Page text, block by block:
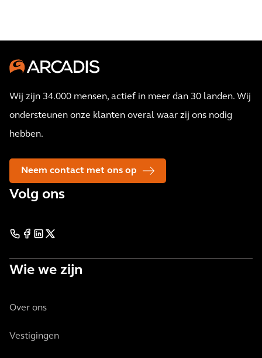
Wij zijn 34.000 mensen, actief in meer dan 30 landen. Wij
ondersteunen onze klanten overal waar zij ons nodig
hebben.
Neem contact met ons op
Volg ons
Wie we zijn
Over ons
Vestigingen